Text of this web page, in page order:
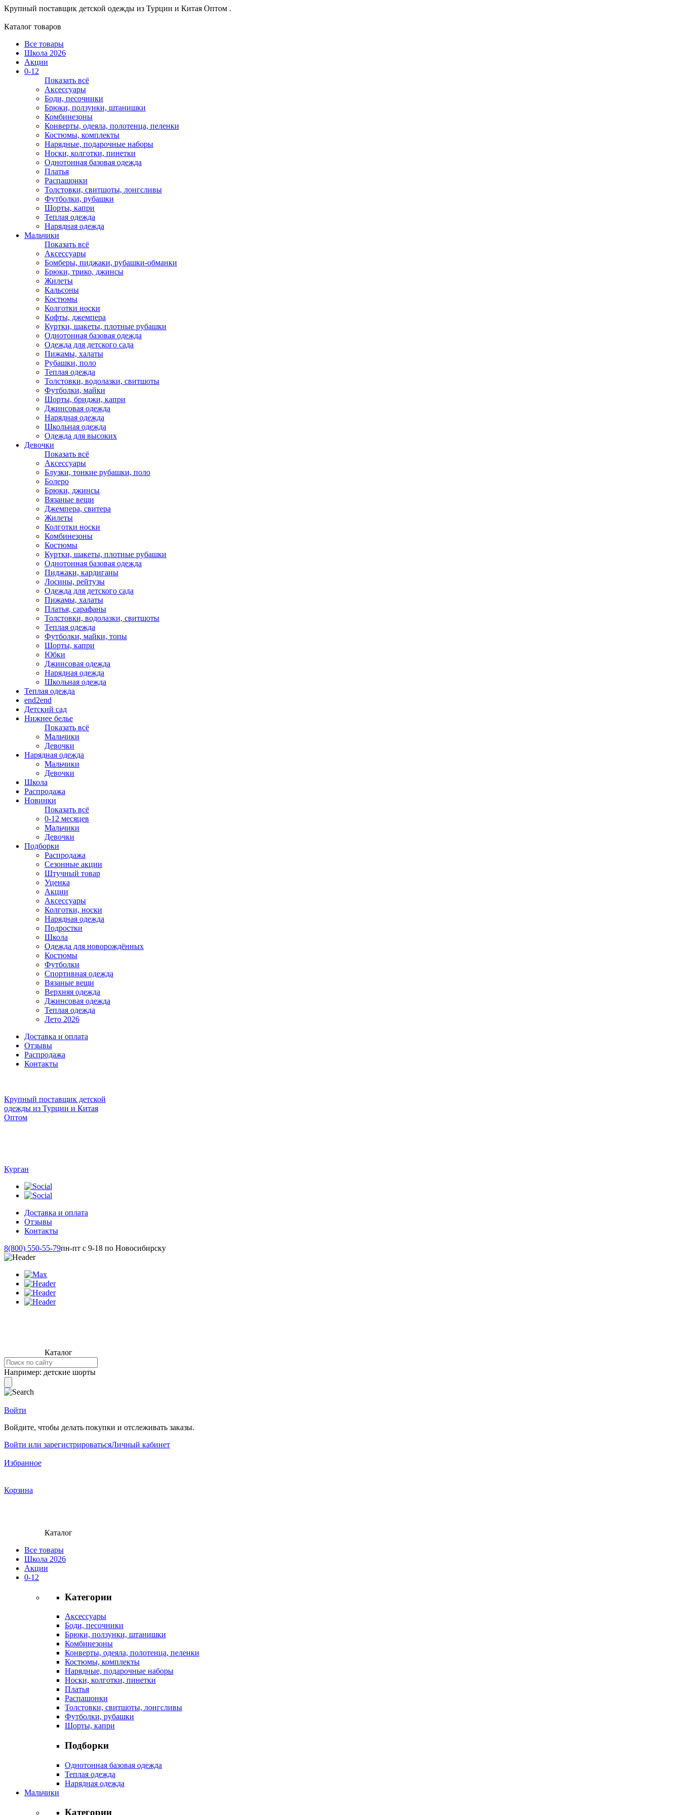
Крупный поставщик детской одежды из Турции и Китая Оптом .
Каталог товаров
Все товары
Школа 2026
Акции
0-12
Показать всё
Аксессуары
Боди, песочники
Брюки, ползунки, штанишки
Комбинезоны
Конверты, одеяла, полотенца, пеленки
Костюмы, комплекты
Нарядные, подарочные наборы
Носки, колготки, пинетки
Однотонная базовая одежда
Платья
Распашонки
Толстовки, свитшоты, лонгсливы
Футболки, рубашки
Шорты, капри
Теплая одежда
Нарядная одежда
Мальчики
Показать всё
Аксессуары
Бомберы, пиджаки, рубашки-обманки
Брюки, трико, джинсы
Жилеты
Кальсоны
Костюмы
Колготки носки
Кофты, джемпера
Куртки, шакеты, плотные рубашки
Однотонная базовая одежда
Одежда для детского сада
Пижамы, халаты
Рубашки, поло
Теплая одежда
Толстовки, водолазки, свитшоты
Футболки, майки
Шорты, бриджи, капри
Джинсовая одежда
Нарядная одежда
Школьная одежда
Одежда для высоких
Девочки
Показать всё
Аксессуары
Блузки, тонкие рубашки, поло
Болеро
Брюки, джинсы
Вязаные вещи
Джемпера, свитера
Жилеты
Колготки носки
Комбинезоны
Костюмы
Куртки, шакеты, плотные рубашки
Однотонная базовая одежда
Пиджаки, кардиганы
Лосины, рейтузы
Одежда для детского сада
Пижамы, халаты
Платья, сарафаны
Толстовки, водолазки, свитшоты
Теплая одежда
Футболки, майки, топы
Шорты, капри
Юбки
Джинсовая одежда
Нарядная одежда
Школьная одежда
Теплая одежда
end2end
Детский сад
Нижнее белье
Показать всё
Мальчики
Девочки
Нарядная одежда
Мальчики
Девочки
Школа
Распродажа
Новинки
Показать всё
0-12 месяцев
Мальчики
Девочки
Подборки
Распродажа
Сезонные акции
Штучный товар
Уценка
Акции
Аксессуары
Колготки, носки
Нарядная одежда
Подростки
Школа
Одежда для новорождённых
Костюмы
Футболки
Спортивная одежда
Вязаные вещи
Верхняя одежда
Джинсовая одежда
Теплая одежда
Лето 2026
Доставка и оплата
Отзывы
Распродажа
Контакты
Крупный поставщик детской
одежды из Турции и Китая
Оптом
Курган
Доставка и оплата
Отзывы
Контакты
8(800) 550-55-79пн-пт с 9-18 по Новосибирску
Каталог
Например: детские шорты
Войти
Войдите, чтобы делать покупки и отслеживать заказы.
Войти или зарегистрироватьсяЛичный кабинет
Избранное
Корзина
Каталог
Все товары
Школа 2026
Акции
0-12
Категории
Аксессуары
Боди, песочники
Брюки, ползунки, штанишки
Комбинезоны
Конверты, одеяла, полотенца, пеленки
Костюмы, комплекты
Нарядные, подарочные наборы
Носки, колготки, пинетки
Платья
Распашонки
Толстовки, свитшоты, лонгсливы
Футболки, рубашки
Шорты, капри
Подборки
Однотонная базовая одежда
Теплая одежда
Нарядная одежда
Мальчики
Категории